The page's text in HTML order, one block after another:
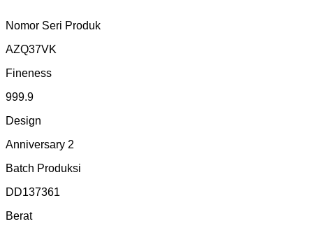
Nomor Seri Produk
AZQ37VK
Fineness
999.9
Design
Anniversary 2
Batch Produksi
DD137361
Berat